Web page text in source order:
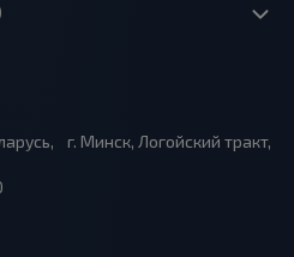
г. Минск, Логойский тракт,